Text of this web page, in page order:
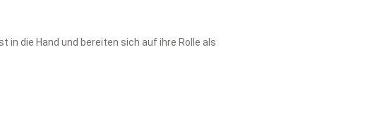
in die Hand und bereiten sich auf ihre Rolle als